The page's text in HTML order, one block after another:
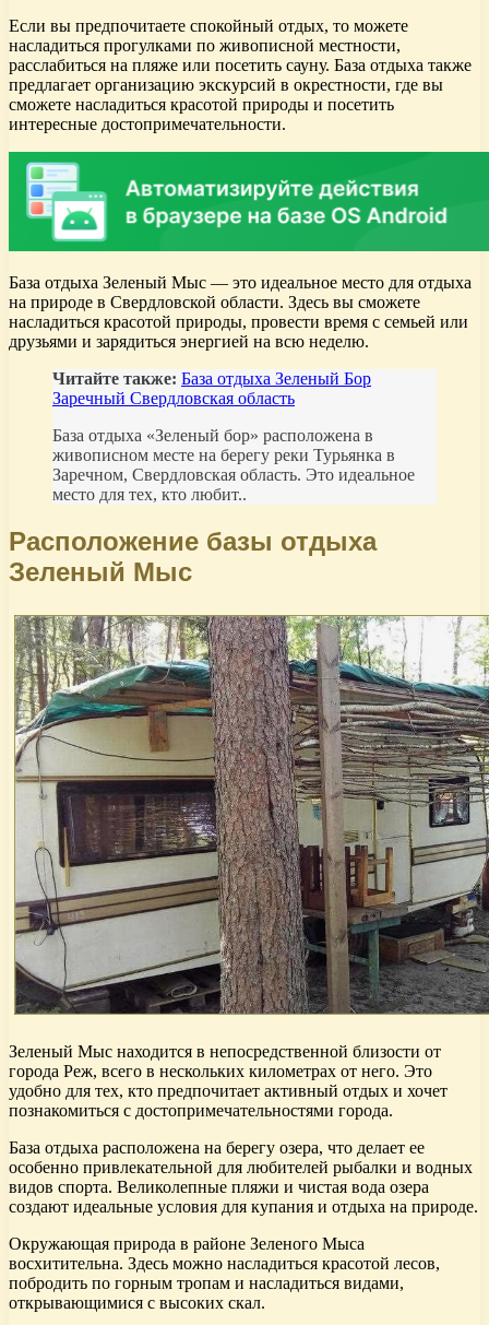
Если вы предпочитаете спокойный отдых, то можете
насладиться прогулками по живописной местности,
расслабиться на пляже или посетить сауну. База отдыха также
предлагает организацию экскурсий в окрестности, где вы
сможете насладиться красотой природы и посетить
интересные достопримечательности.
База отдыха Зеленый Мыс — это идеальное место для отдыха
на природе в Свердловской области. Здесь вы сможете
насладиться красотой природы, провести время с семьей или
друзьями и зарядиться энергией на всю неделю.
Читайте также: База отдыха Зеленый Бор
Заречный Свердловская область
База отдыха «Зеленый бор» расположена в
живописном месте на берегу реки Турьянка в
Заречном, Свердловская область. Это идеальное
место для тех, кто любит..
Расположение базы отдыха
Зеленый Мыс
Зеленый Мыс находится в непосредственной близости от
города Реж, всего в нескольких километрах от него. Это
удобно для тех, кто предпочитает активный отдых и хочет
познакомиться с достопримечательностями города.
База отдыха расположена на берегу озера, что делает ее
особенно привлекательной для любителей рыбалки и водных
видов спорта. Великолепные пляжи и чистая вода озера
создают идеальные условия для купания и отдыха на природе.
Окружающая природа в районе Зеленого Мыса
восхитительна. Здесь можно насладиться красотой лесов,
побродить по горным тропам и насладиться видами,
открывающимися с высоких скал.